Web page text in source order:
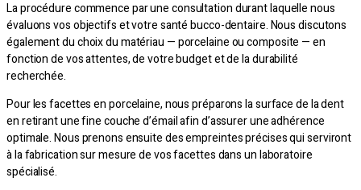
La procédure commence par une consultation durant laquelle nous
évaluons vos objectifs et votre santé bucco-dentaire. Nous discutons
également du choix du matériau — porcelaine ou composite — en
fonction de vos attentes, de votre budget et de la durabilité
recherchée.
Pour les facettes en porcelaine, nous préparons la surface de la dent
en retirant une fine couche d’émail afin d’assurer une adhérence
optimale. Nous prenons ensuite des empreintes précises qui serviront
à la fabrication sur mesure de vos facettes dans un laboratoire
spécialisé.